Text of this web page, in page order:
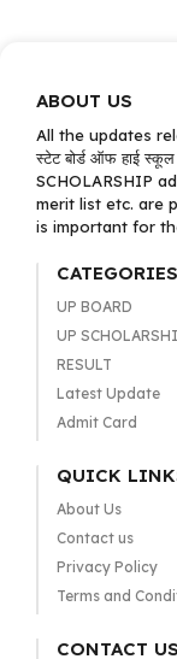
ABOUT US
All the updates
स्टेट बोर्ड ऑफ हाई
SCHOLARSHIP
merit list etc. are
is important for
CATEGORIES
UP BOARD
UP
RESULT
Latest Update
Admit Card
QUICK
About Us
Contact us
Privacy Policy
Terms and
CONTACT US